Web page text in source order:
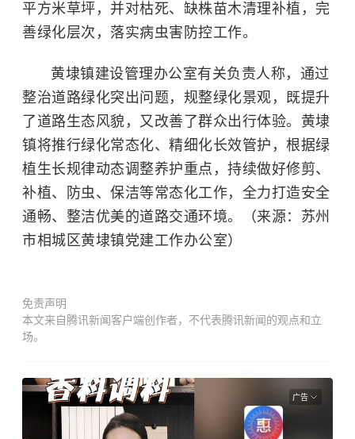
平方米草坪，并对枯死、缺株苗木清理补植，完
善绿化层次，落实病虫害防控工作。
黄埭镇建设管理办公室有关负责人称，通过
整治道路绿化突出问题，规整绿化景观，既提升
了道路生态风貌，又改善了群众出行体验。黄埭
镇将推行绿化常态化、精细化长效管护，根据绿
植生长规律动态调整养护重点，持续做好修剪、
补植、防虫、保洁等常态化工作，全力打造安全
通畅、整洁优美的道路交通环境。（来源：苏州
市相城区黄埭镇党建工作办公室）
免责声明
本文来自腾讯新闻客户端创作者，不代表腾讯新闻的观点和立
场。
广告